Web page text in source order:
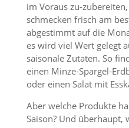
im Voraus zu-
schmecken frisch am
abgestimmt auf die
es wird viel Wert gelegt
saisonale Zutaten. So
einen Minze-Spargel-
oder einen Salat mit
Aber welche Produkte
Saison? Und überhaupt,